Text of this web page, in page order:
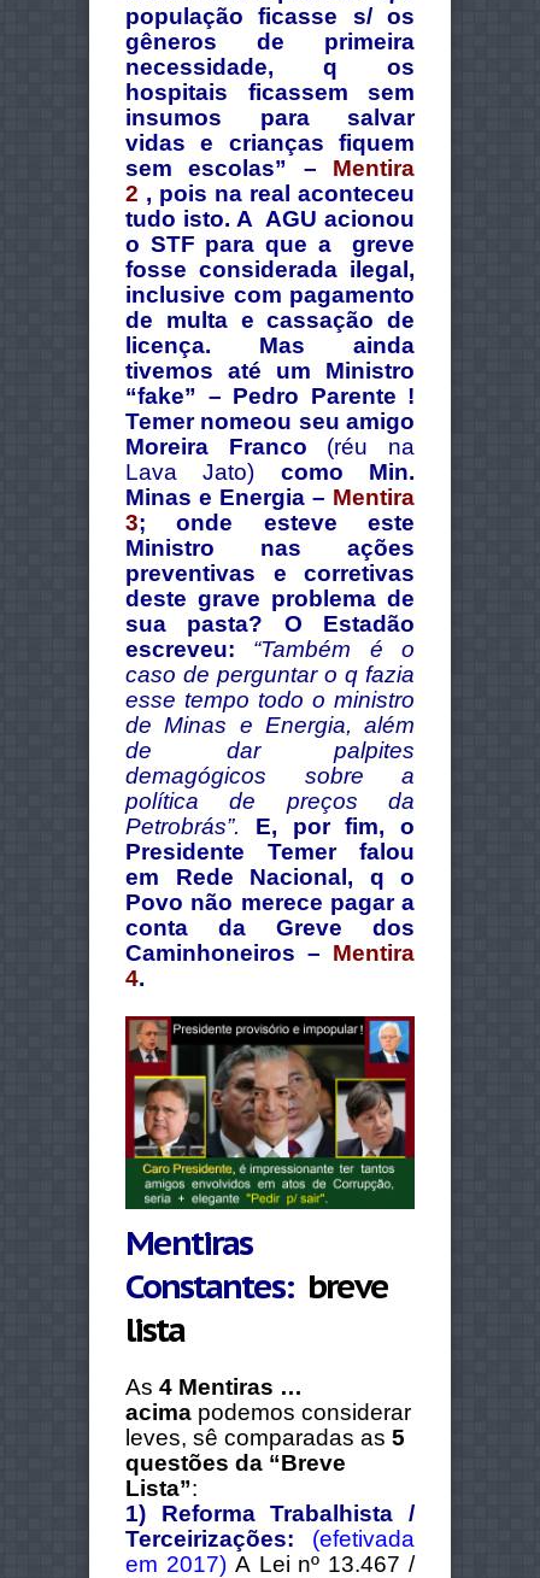
população ficasse s/ os
gêneros de primeira
necessidade, q os
hospitais ficassem sem
insumos para salvar
vidas e crianças fiquem
sem escolas” – Mentira
2 , pois na real aconteceu
tudo isto. A AGU acionou
o STF para que a greve
fosse considerada ilegal,
inclusive com pagamento
de multa e cassação de
licença. Mas ainda
tivemos até um Ministro
“fake” – Pedro Parente !
Temer nomeou seu amigo
Moreira Franco (réu na
Lava Jato) como Min.
Minas e Energia – Mentira
3; onde esteve este
Ministro nas ações
preventivas e corretivas
deste grave problema de
sua pasta? O Estadão
escreveu: “Também é o
caso de perguntar o q fazia
esse tempo todo o ministro
de Minas e Energia, além
de dar palpites
demagógicos sobre a
política de preços da
Petrobrás”.
E, por fim, o
Presidente Temer falou
em Rede Nacional, q o
Povo não merece pagar a
conta da Greve dos
Caminhoneiros – Mentira
4.
Mentiras
Constantes: breve
lista
As 4 Mentiras …
acima podemos considerar
leves, sê comparadas as 5
questões da “Breve
Lista”:
1) Reforma Trabalhista /
Terceirizações:
(efetivada
em 2017) A Lei nº 13.467 /